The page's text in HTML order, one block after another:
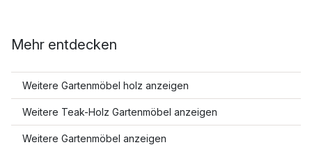
Mehr entdecken
Weitere Gartenmöbel holz anzeigen
Weitere Teak-Holz Gartenmöbel anzeigen
Weitere Gartenmöbel anzeigen